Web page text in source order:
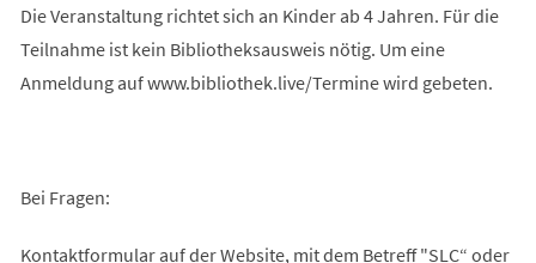
Die Veranstaltung richtet sich an Kinder ab 4 Jahren. Für die
Teilnahme ist kein Bibliotheksausweis nötig. Um eine
Anmeldung auf www.bibliothek.live/Termine wird gebeten.
Bei Fragen:
Kontaktformular auf der Website, mit dem Betreff "SLC“ oder